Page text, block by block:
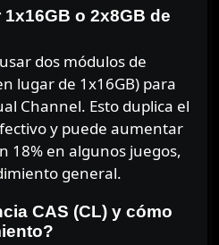
o 2x8GB de
dos módulos de
lugar de 1x16GB) para
Channel. Esto duplica el
y puede aumentar
18% en algunos juegos,
general.
CAS (CL) y cómo